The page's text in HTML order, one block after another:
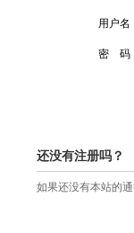
用户名
密 码
还没有注册吗？
如果还没有本站的